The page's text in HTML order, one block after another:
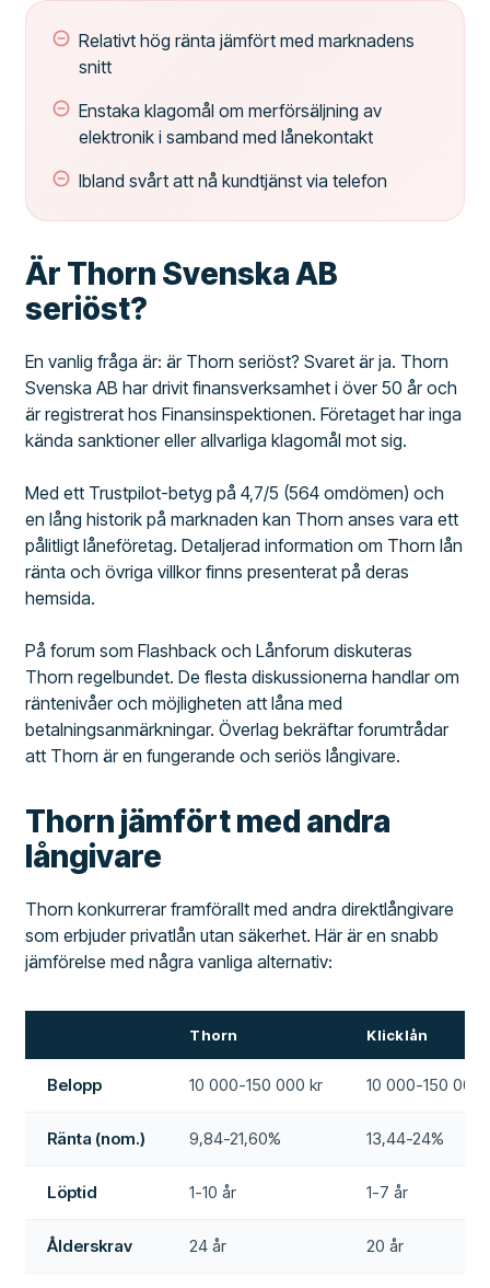
Relativt hög ränta jämfört med marknadens
snitt
Enstaka klagomål om merförsäljning av
elektronik i samband med lånekontakt
Ibland svårt att nå kundtjänst via telefon
Är Thorn Svenska AB
seriöst?
En vanlig fråga är: är Thorn seriöst? Svaret är ja. Thorn
Svenska AB har drivit finansverksamhet i över 50 år och
är registrerat hos Finansinspektionen. Företaget har inga
kända sanktioner eller allvarliga klagomål mot sig.
Med ett Trustpilot-betyg på 4,7/5 (564 omdömen) och
en lång historik på marknaden kan Thorn anses vara ett
pålitligt låneföretag. Detaljerad information om Thorn lån
ränta och övriga villkor finns presenterat på deras
hemsida.
På forum som Flashback och Lånforum diskuteras
Thorn regelbundet. De flesta diskussionerna handlar om
räntenivåer och möjligheten att låna med
betalningsanmärkningar. Överlag bekräftar forumtrådar
att Thorn är en fungerande och seriös långivare.
Thorn jämfört med andra
långivare
Thorn konkurrerar framförallt med andra direktlångivare
som erbjuder privatlån utan säkerhet. Här är en snabb
jämförelse med några vanliga alternativ:
Thorn Klicklån
Belopp 10 000-150 000 kr 10 000-150 000
Ränta (nom.) 9,84-21,60% 13,44-24%
Löptid 1-10 år 1-7 år
Ålderskrav 24 år 20 år